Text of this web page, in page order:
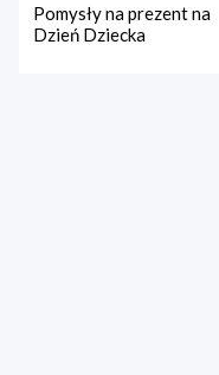
Pomysły na prezent na
Dzień Dziecka